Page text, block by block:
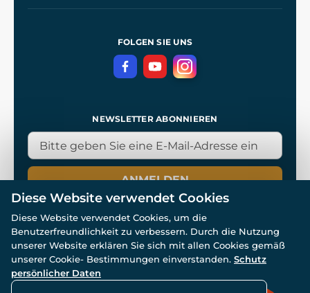
DatenschutzerklärungFOLGEN SIE UNS
NEWSLETTER ABONNIEREN
ANMELDEN
© Alle Rechte vorbehalten. www.wulflund.de 2007-2026.
Powered by
Diese Website verwendet Cookies
Diese Website verwendet Cookies, um die
Benutzerfreundlichkeit zu verbessern. Durch die Nutzung
unserer Website erklären Sie sich mit allen Cookies gemäß
unserer Cookie- Bestimmungen einverstanden. Schutz
persönlicher Daten